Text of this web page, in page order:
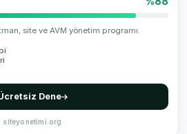
site ve AVM yönetim programı.
Dene
siteyonetimi.org